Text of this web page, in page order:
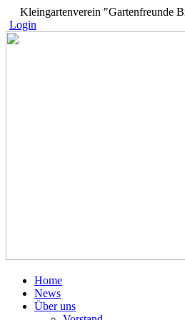
Kleingartenverein "Gartenfreunde
Login
Home
News
Über uns